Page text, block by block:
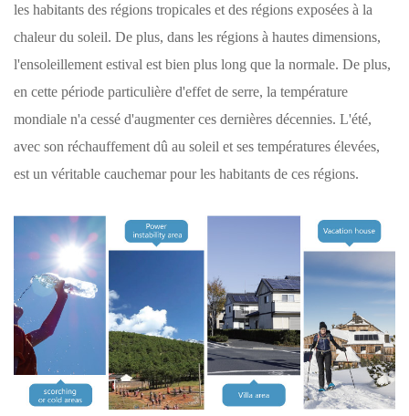
les habitants des régions tropicales et des régions exposées à la
chaleur du soleil. De plus, dans les régions à hautes dimensions,
l'ensoleillement estival est bien plus long que la normale. De plus,
en cette période particulière d'effet de serre, la température
mondiale n'a cessé d'augmenter ces dernières décennies. L'été,
avec son réchauffement dû au soleil et ses températures élevées,
est un véritable cauchemar pour les habitants de ces régions.